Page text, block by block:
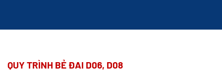
QUY TRÌNH BẺ ĐAI D06, D08